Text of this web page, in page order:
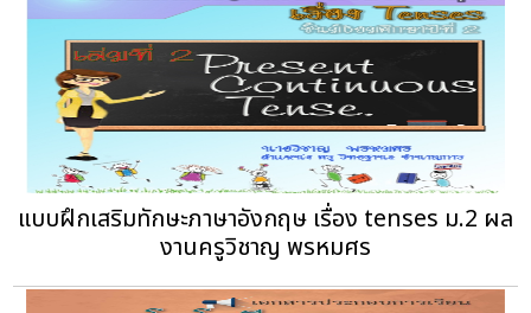
แบบฝึกเสริมทักษะภาษาอังกฤษ เรื่อง tenses ม.2 ผล
งานครูวิชาญ พรหมศร